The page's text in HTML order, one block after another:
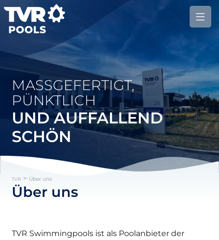
MASSGEFERTIGT, P
ÜNKTLICH
UND AUFFALLEND
SCHÖN
TVR > Über uns
Über uns
TVR Swimmingpools ist als Poolanbieter der